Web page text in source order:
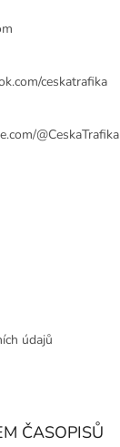
ceskatrafika
@CeskaTrafika
údajů
ČASOPISŮ